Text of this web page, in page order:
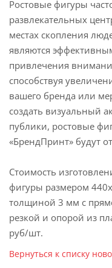
Ростовые фигуры
развлекательных
местах скопления
являются
привлечения
способствуя
вашего бренда или
создать визуальный
публики, ростовые
«БрендПринт» будут
Стоимость
фигуры размером
толщиной 3 мм с
резкой и опорой из
руб/шт.
Вернуться к списку